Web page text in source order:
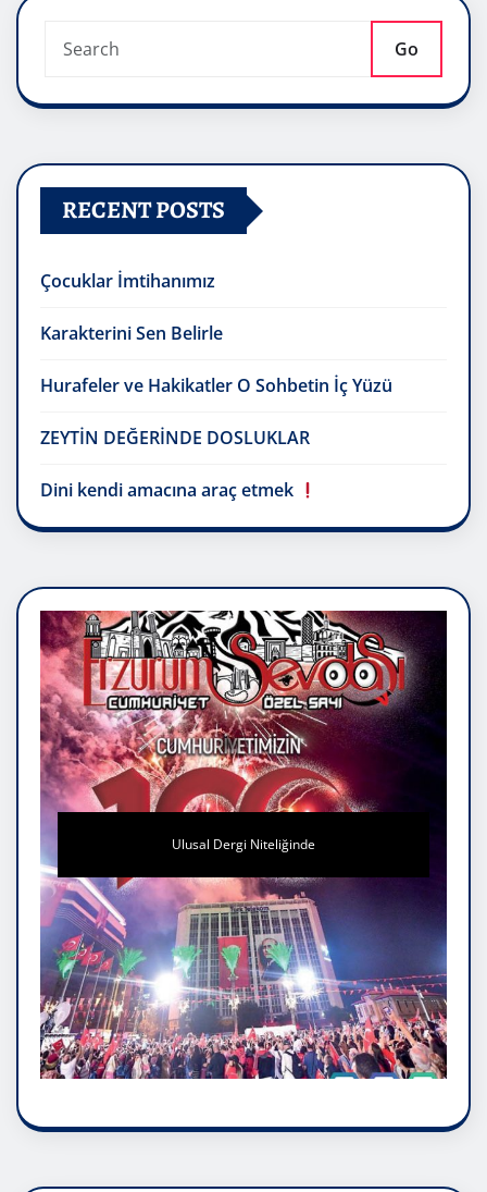
Go
RECENT POSTS
Çocuklar İmtihanımız
Karakterini Sen Belirle
Hurafeler ve Hakikatler O Sohbetin İç Yüzü
ZEYTİN DEĞERİNDE DOSLUKLAR
Dini kendi amacına araç etmek
Ulusal Dergi Niteliğinde